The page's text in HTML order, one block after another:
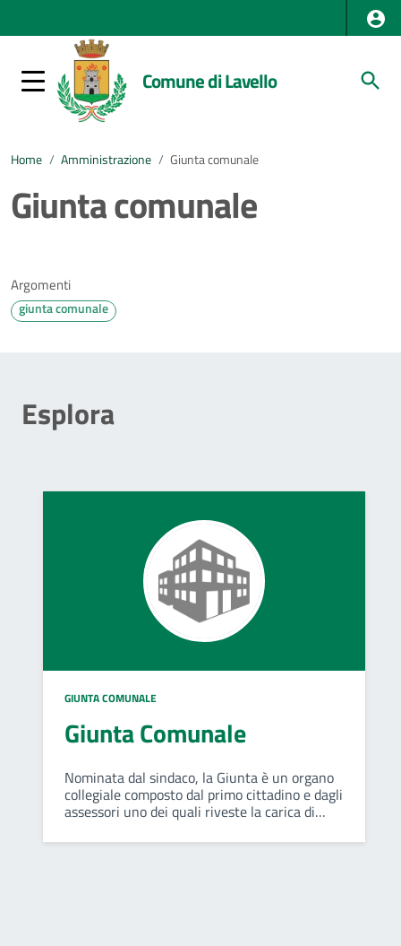
Comune di Lavello
Home / Amministrazione / Giunta comunale
Giunta comunale
Argomenti
giunta comunale
Esplora
GIUNTA COMUNALE
Giunta Comunale
Nominata dal sindaco, la Giunta è un organo
collegiale composto dal primo cittadino e dagli
assessori uno dei quali riveste la carica di
governo del comune ed opera attraverso